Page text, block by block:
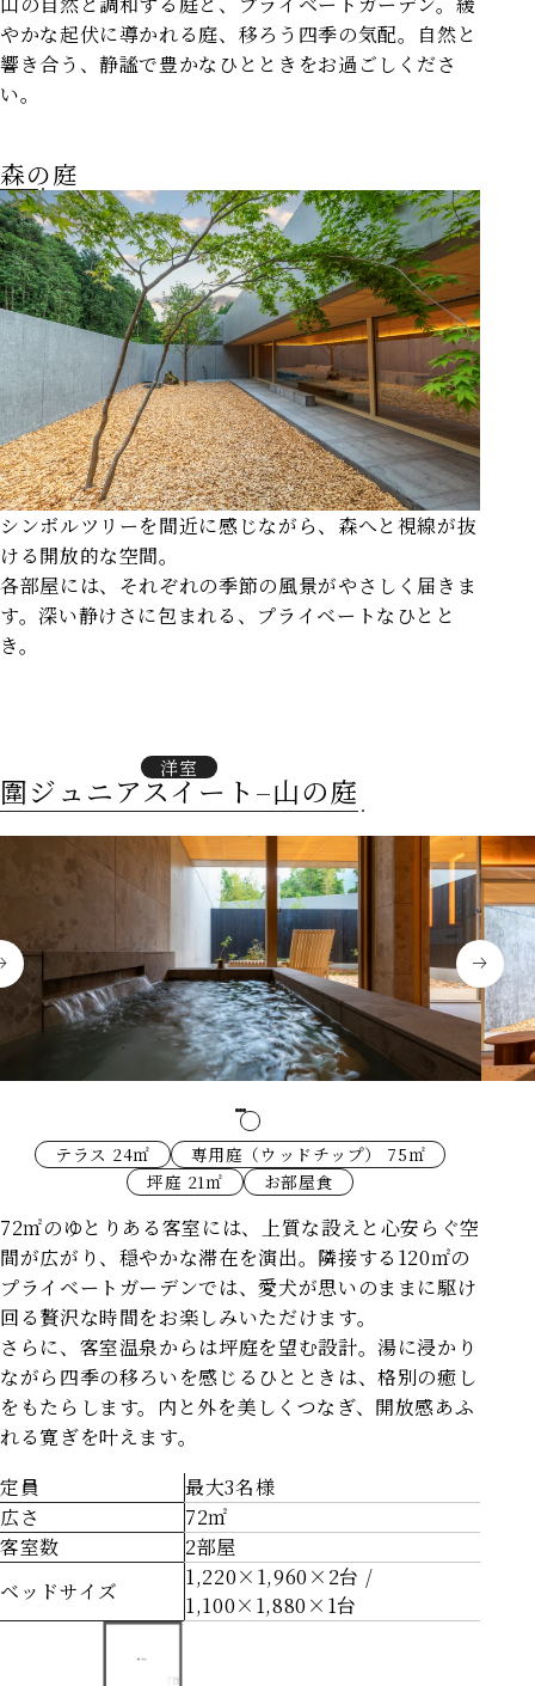
やかな起伏に導かれる庭、移ろう四季の気配。自然と
響き合う、静謐で豊かなひとときをお過ごしくださ
い。
森の庭
シンボルツリーを間近に感じながら、森へと視線が抜
ける開放的な空間。
各部屋には、それぞれの季節の風景がやさしく届きま
す。深い静けさに包まれる、プライベートなひとと
き。
洋室
圍ジュニアスイート–山の庭
テラス 24㎡
専用庭（ウッドチップ） 75㎡
坪庭 21㎡
お部屋食
72㎡のゆとりある客室には、上質な設えと心安らぐ空
間が広がり、穏やかな滞在を演出。 隣接する120㎡の
プライベートガーデンでは、愛犬が思いのままに駆け
回る贅沢な時間をお楽しみいただけます。
さらに、客室温泉からは坪庭を望む設計。湯に浸かり
ながら四季の移ろいを感じるひとときは、格別の癒し
をもたらします。 内と外を美しくつなぎ、開放感あふ
れる寛ぎを叶えます。
定員
最大3名様
広さ
72㎡
客室数
2部屋
ベッドサイズ
1,220×1,960×2台 /
1,100×1,880×1台